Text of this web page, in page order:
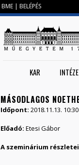
BME | BELÉPÉS
KAR
MÁSODLAGOS
Időpont: 2018.11.13. 10:30
Előadó: Etesi Gábor
A szeminárium